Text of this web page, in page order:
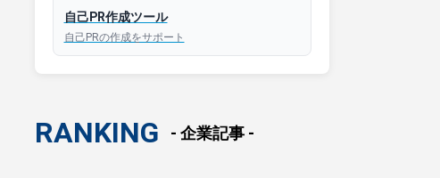
iOS版はこちら
Android版はこちら
自己PR作成ツール
自己PRの作成をサポート
RANKING - 企業記事 -